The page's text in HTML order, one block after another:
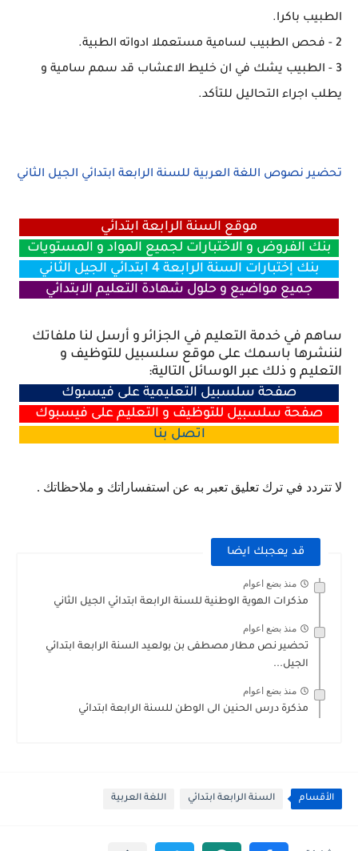
الطبيب باكرا.
2 - فحص الطبيب لسامية مستعملا ادواته الطبية.
3 - الطبيب يشك في ان خليط الاعشاب قد سمم سامية و
يطلب اجراء التحاليل للتأكد.
تحضير نصوص اللغة العربية للسنة الرابعة ابتدائي الجيل الثاني
موقع السنة الرابعة ابتدائي
بنك الفروض و الاختبارات لجميع المواد و المستويات
بنك إختبارات السنة الرابعة 4 ابتدائي الجيل الثاني
جميع مواضيع و حلول شهادة التعليم الابتدائي
ساهم في خدمة التعليم في الجزائر و أرسل لنا ملفاتك
لننشرها باسمك على موقع سلسبيل للتوظيف و
التعليم و ذلك عبر الوسائل التالية:
صفحة سلسبيل التعليمية على فيسبوك
صفحة سلسبيل للتوظيف و التعليم على فيسبوك
اتصل بنا
لا تتردد في ترك تعليق تعبر به عن استفساراتك و ملاحظاتك .
قد يعجبك ايضا
منذ بضع اعوام
مذكرات الهوية الوطنية للسنة الرابعة ابتدائي الجيل الثاني
منذ بضع اعوام
تحضير نص مطار مصطفى بن بولعيد السنة الرابعة ابتدائي
الجيل...
منذ بضع اعوام
مذكرة درس الحنين الى الوطن للسنة الرابعة ابتدائي
الأقسام السنة الرابعة ابتدائي اللغة العربية